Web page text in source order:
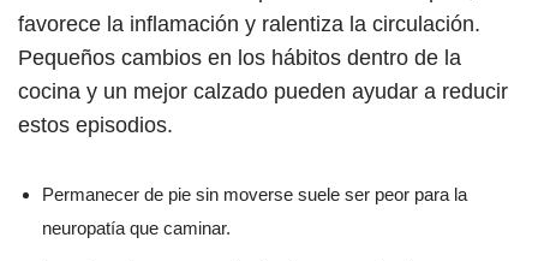
favorece la inflamación y ralentiza la circulación.
Pequeños cambios en los hábitos dentro de la
cocina y un mejor calzado pueden ayudar a reducir
estos episodios.
Permanecer de pie sin moverse suele ser peor para la
neuropatía que caminar.